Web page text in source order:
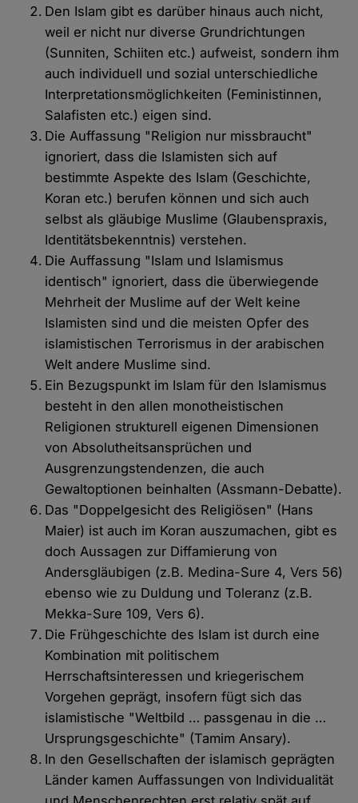
Den Islam gibt es darüber hinaus auch nicht,
weil er nicht nur diverse Grundrichtungen
(Sunniten, Schiiten etc.) aufweist, sondern ihm
auch individuell und sozial unterschiedliche
Interpretationsmöglichkeiten (Feministinnen,
Salafisten etc.) eigen sind.
Die Auffassung "Religion nur missbraucht"
ignoriert, dass die Islamisten sich auf
bestimmte Aspekte des Islam (Geschichte,
Koran etc.) berufen können und sich auch
selbst als gläubige Muslime (Glaubenspraxis,
Identitätsbekenntnis) verstehen.
Die Auffassung "Islam und Islamismus
identisch" ignoriert, dass die überwiegende
Mehrheit der Muslime auf der Welt keine
Islamisten sind und die meisten Opfer des
islamistischen Terrorismus in der arabischen
Welt andere Muslime sind.
Ein Bezugspunkt im Islam für den Islamismus
besteht in den allen monotheistischen
Religionen strukturell eigenen Dimensionen
von Absolutheitsansprüchen und
Ausgrenzungstendenzen, die auch
Gewaltoptionen beinhalten (Assmann-Debatte).
Das "Doppelgesicht des Religiösen" (Hans
Maier) ist auch im Koran auszumachen, gibt es
doch Aussagen zur Diffamierung von
Andersgläubigen (z.B. Medina-Sure 4, Vers 56)
ebenso wie zu Duldung und Toleranz (z.B.
Mekka-Sure 109, Vers 6).
Die Frühgeschichte des Islam ist durch eine
Kombination mit politischem
Herrschaftsinteressen und kriegerischem
Vorgehen geprägt, insofern fügt sich das
islamistische "Weltbild … passgenau in die …
Ursprungsgeschichte" (Tamim Ansary).
In den Gesellschaften der islamisch geprägten
Länder kamen Auffassungen von Individualität